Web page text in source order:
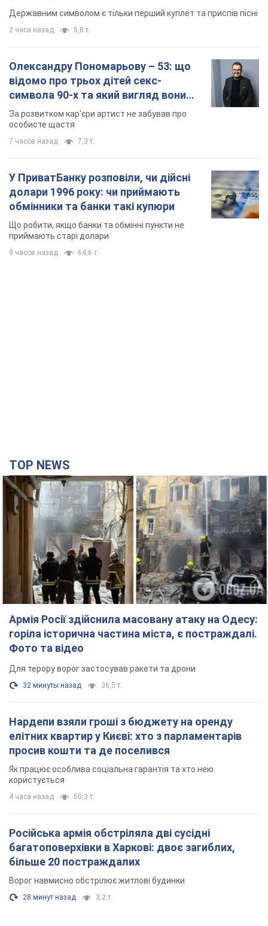
Державним символом є тільки перший куплет та приспів пісні
2 часа назад 5,8 т.
Олександру Пономарьову – 53: що
відомо про трьох дітей секс-
символа 90-х та який вигляд вони
мають
За розвитком кар'єри артист не забував про
особисте щастя
7 часов назад 7,3 т.
У ПриватБанку розповіли, чи дійсні
долари 1996 року: чи приймають
обмінники та банки такі купюри
Що робити, якщо банки та обмінні пункти не
приймають старі долари
9 часов назад 64,6 т.
TOP NEWS
Армія Росії здійснила масовану атаку на Одесу:
горіла історична частина міста, є постраждалі.
Фото та відео
Для терору ворог застосував ракети та дрони
32 минуты назад 36,5 т.
Нардепи взяли гроші з бюджету на оренду
елітних квартир у Києві: хто з парламентарів
просив кошти та де поселився
Як працює особлива соціальна гарантія та хто нею
користується
4 часа назад 50,3 т.
Російська армія обстріляла дві сусідні
багатоповерхівки в Харкові: двоє загиблих,
більше 20 постраждалих
Ворог навмисно обстрілює житлові будинки
28 минут назад 3,2 т.